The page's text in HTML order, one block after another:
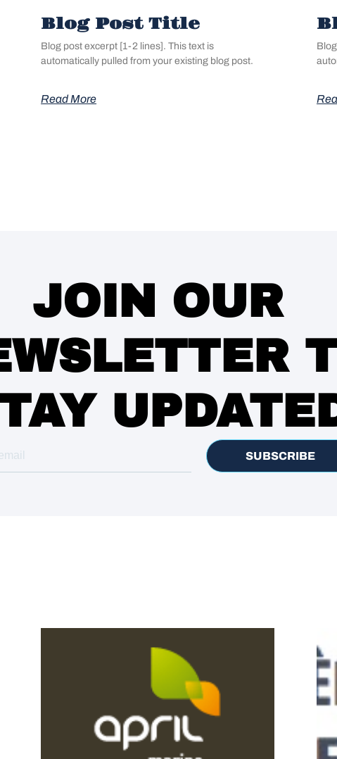
Blog Post Title
Blog post excerpt [1-2 lines]. This text is
automatically pulled from your existing blog post.
Read More
JOIN OUR
SUBSCRIBE